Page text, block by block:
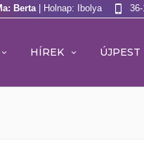
Berta | Holnap: Ibolya
HÍREK ÚJPEST